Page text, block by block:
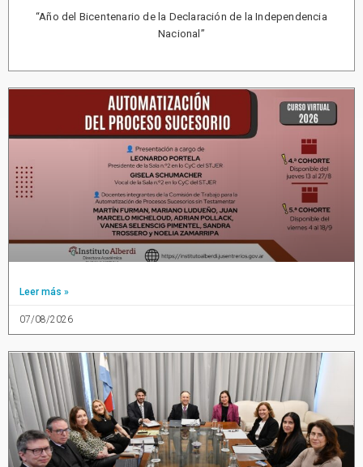
“Año del Bicentenario de la Declaración de la Independencia
Nacional”
Leer más »
07/08/2026